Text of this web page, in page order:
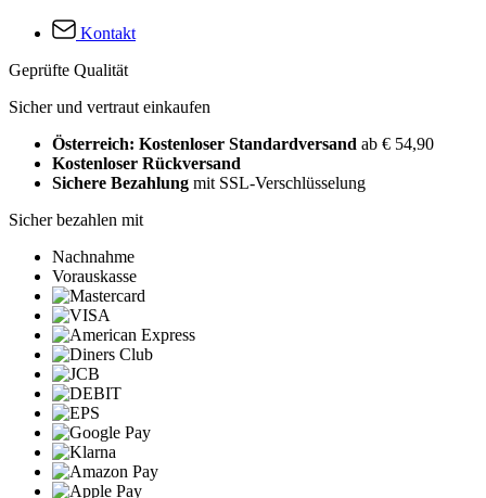
Kontakt
Geprüfte Qualität
Sicher und vertraut einkaufen
Österreich: Kostenloser Standardversand ab € 54,90
Kostenloser Rückversand
Sichere Bezahlung mit SSL-Verschlüsselung
Sicher bezahlen mit
Nachnahme
Vorauskasse